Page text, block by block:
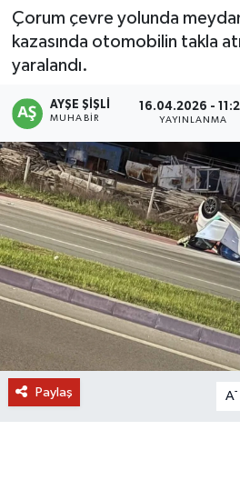
Çorum çevre yolunda
kazasında otomobilin takla
yaralandı.
AYŞE ŞIŞLI
MUHABIR
16.04.2026 -
YAYINLANMA
Paylaş A-